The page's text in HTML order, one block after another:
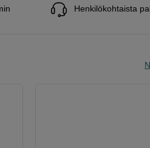
Henkilökohtaista